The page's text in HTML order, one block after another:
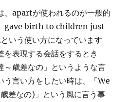
、apartが使われるのが一般的
gave birth to children just
う使い方になっています
を表現する会話をするとき
～歳差なの」というような言
う言い方をしたい時は、「We
差なの)」という風に言う事